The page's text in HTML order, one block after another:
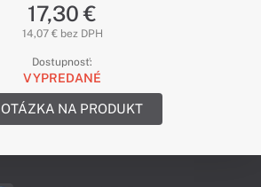
17,30 €
14,07 € bez DPH
Dostupnosť:
VYPREDANÉ
OTÁZKA NA PRODUKT